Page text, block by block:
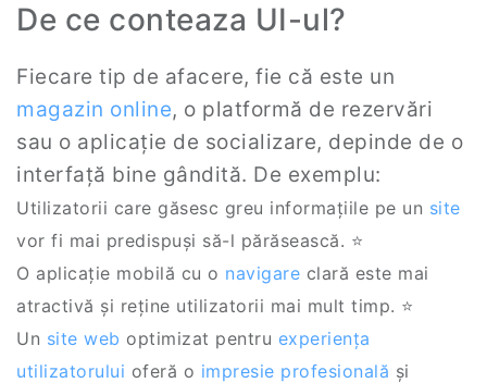
De ce conteaza UI-ul?
Fiecare tip de afacere, fie că este un
magazin online, o platformă de rezervări
sau o aplicație de socializare, depinde de o
interfață bine gândită. De exemplu:
Utilizatorii care găsesc greu informațiile pe un site
vor fi mai predispuși să-l părăsească. ⭐
O aplicație mobilă cu o navigare clară este mai
atractivă și reține utilizatorii mai mult timp. ⭐
Un site web optimizat pentru experiența
utilizatorului oferă o impresie profesională și